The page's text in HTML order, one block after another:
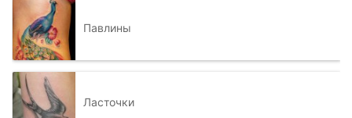
Павлины
Ласточки